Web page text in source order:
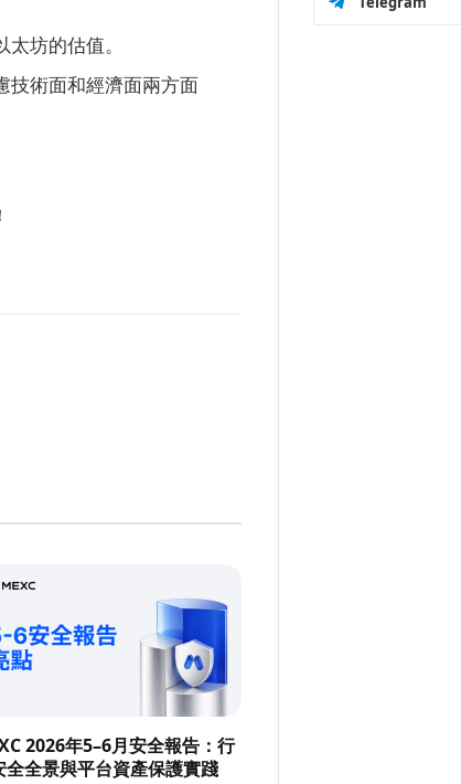
坊的估值。
技術面和經濟面兩方面
2026年5–6月安全報告：行
全全景與平台資產保護實踐